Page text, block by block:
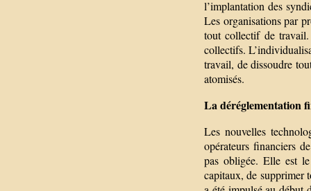
l’implantation des
Les organisations par
tout collectif de
collectifs.
travail, de dissoudre
atomisés.
La déréglementation
Les nouvelles
opérateurs financiers
pas obligée. Elle est
capitaux, de supprimer